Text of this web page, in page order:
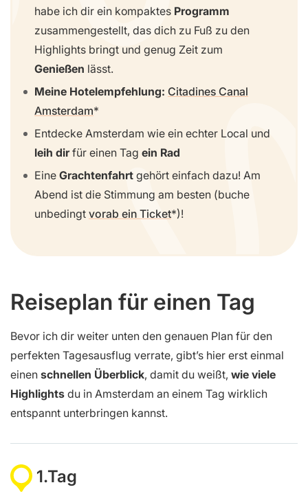
habe ich dir ein kompaktes Programm
zusammengestellt, das dich zu Fuß zu den
Highlights bringt und genug Zeit zum
Genießen lässt.
Meine Hotelempfehlung: Citadines Canal
Amsterdam
Entdecke Amsterdam wie ein echter Local und
leih dirfür einen Tag ein Rad
Eine Grachtenfahrt gehört einfach dazu! Am
Abend ist die Stimmung am besten (buche
unbedingt vorab ein Ticket )!
Reiseplan für einen Tag
Bevor ich dir weiter unten den genauen Plan für den
perfekten Tagesausflug verrate, gibt’s hier erst einmal
einen schnellen Überblick, damit du weißt, wie viele
Highlights du in Amsterdam an einem Tag wirklich
entspannt unterbringen kannst.
1.Tag